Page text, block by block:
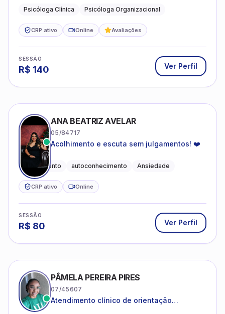
Psicóloga Clínica Psicóloga Organizacional
CRP ativo Online Avaliações
SESSÃO
R$ 140 Ver Perfil
ANA BEATRIZ AVELAR
05/84717
Acolhimento e escuta sem julgamentos! ❤️
Acolhimento autoconhecimento Ansiedade
CRP ativo Online
SESSÃO
R$ 80 Ver Perfil
PÂMELA PEREIRA PIRES
07/45607
Atendimento clínico de orientação